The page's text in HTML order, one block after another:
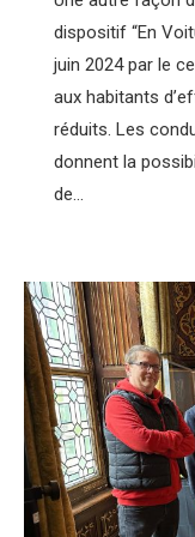
dispositif “En
juin 2024 par le
aux habitants
réduits. Les
donnent la
de…